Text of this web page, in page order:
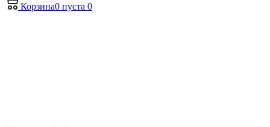
Корзина0 пуста 0